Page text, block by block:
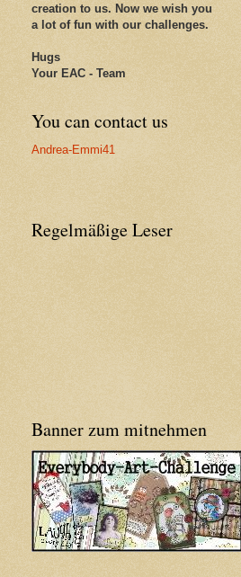
creation to us. Now we wish you
a lot of fun with our challenges.
Hugs
Your EAC - Team
You can contact us
Andrea-Emmi41
Regelmäßige Leser
Banner zum mitnehmen